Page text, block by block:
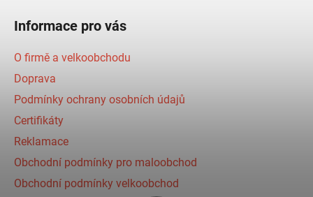
Informace pro vás
O firmě a velkoobchodu
Doprava
Podmínky ochrany osobních údajů
Certifikáty
Reklamace
Obchodní podmínky pro maloobchod
Obchodní podmínky velkoobchod